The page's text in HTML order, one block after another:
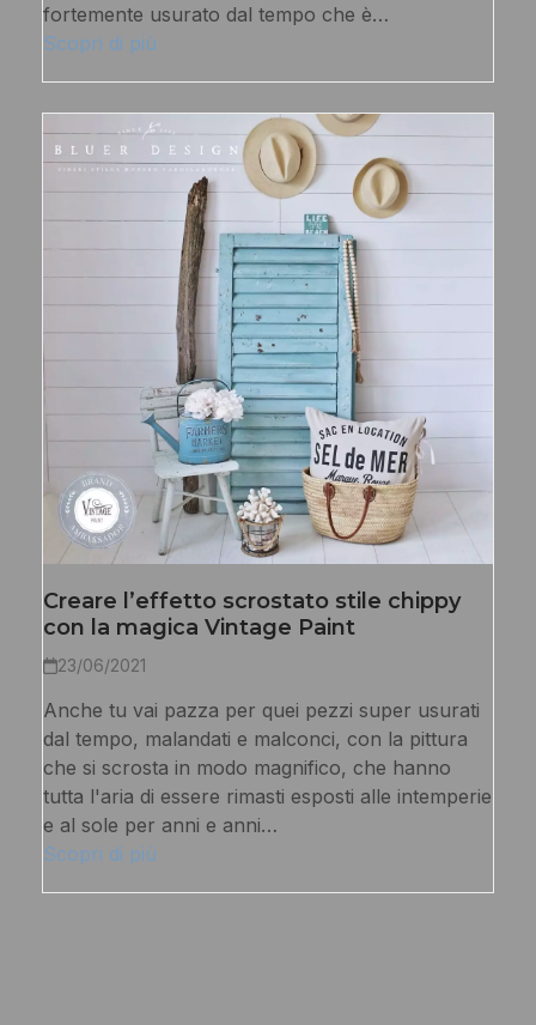
fortemente usurato dal tempo che è…
Scopri di più
Creare l’effetto scrostato stile chippy
con la magica Vintage Paint
23/06/2021
Anche tu vai pazza per quei pezzi super usurati
dal tempo, malandati e malconci, con la pittura
che si scrosta in modo magnifico, che hanno
tutta l'aria di essere rimasti esposti alle intemperie
e al sole per anni e anni…
Scopri di più